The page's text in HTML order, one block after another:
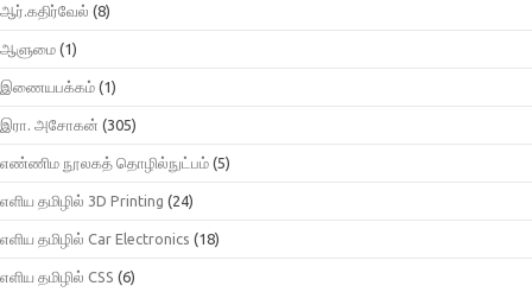
ஆர்.கதிர்வேல் (8)
ஆளுமை (1)
இணையபக்கம் (1)
இரா. அசோகன் (305)
எண்ணிம நூலகத் தொழில்நுட்பம் (5)
எளிய தமிழில் 3D Printing (24)
எளிய தமிழில் Car Electronics (18)
எளிய தமிழில் CSS (6)